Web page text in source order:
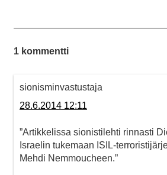
1 kommentti
sionisminvastustaja
28.6.2014 12:11
”Artikkelissa sionistilehti rinnasti
Israelin tukemaan ISIL-
Mehdi Nemmoucheen.”